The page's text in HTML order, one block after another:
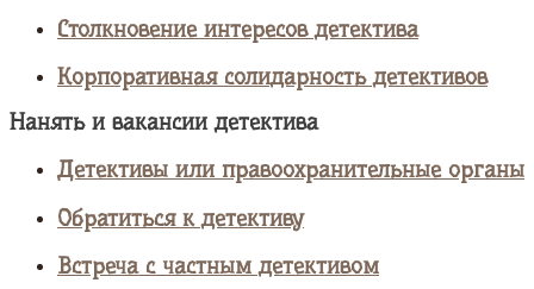
Столкновение интересов детектива
Корпоративная солидарность детективов
Нанять и вакансии детектива
Детективы или правоохранительные органы
Обратиться к детективу
Встреча с частным детективом